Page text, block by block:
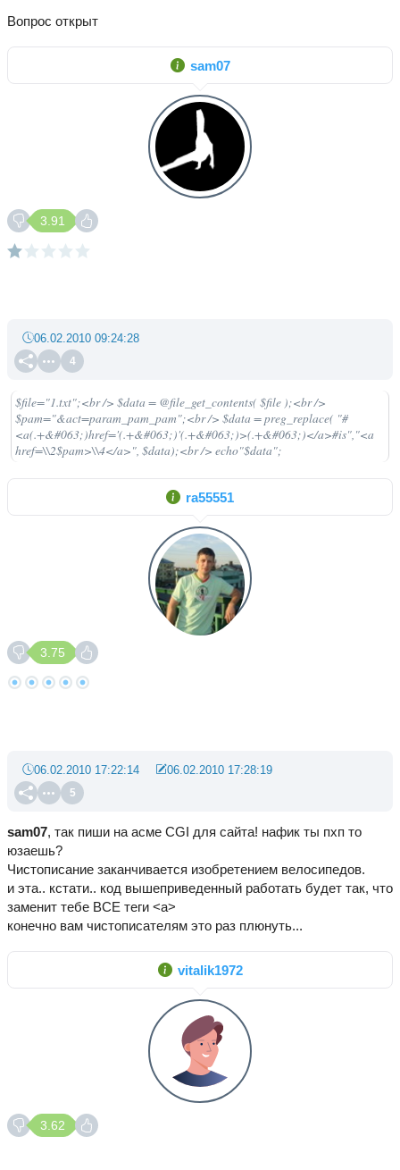
Вопрос открыт
sam07
3.91
4
06.02.2010 09:24:28
$file="1.txt";<br /> $data = @file_get_contents( $file );<br />
$pam="&act=param_pam_pam";<br /> $data = preg_replace( "#
<a(.+&#063;)href='(.+&#063;)'(.+&#063;)>(.+&#063;)</a>#is","<a
href=\\2$pam>\\4</a>", $data);<br /> echo"$data";
ra55551
3.75
5
06.02.2010 17:22:14 06.02.2010 17:28:19
sam07, так пиши на асме CGI для сайта! нафик ты пхп то
юзаешь?
Чистописание заканчивается изобретением велосипедов.
и эта.. кстати.. код вышеприведенный работать будет так, что
заменит тебе ВСЕ теги <а>
конечно вам чистописателям это раз плюнуть...
vitalik1972
3.62